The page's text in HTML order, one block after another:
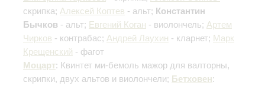
скрипка; Алексей Коптев - альт; Константин
Бычков - альт; Евгений Коган - виолончель; Артем
Чирков - контрабас; Андрей Лаухин - кларнет; Марк
Крещенский - фагот
Моцарт: Квинтет ми-бемоль мажор для валторны,
скрипки, двух альтов и виолончели; Бетховен: